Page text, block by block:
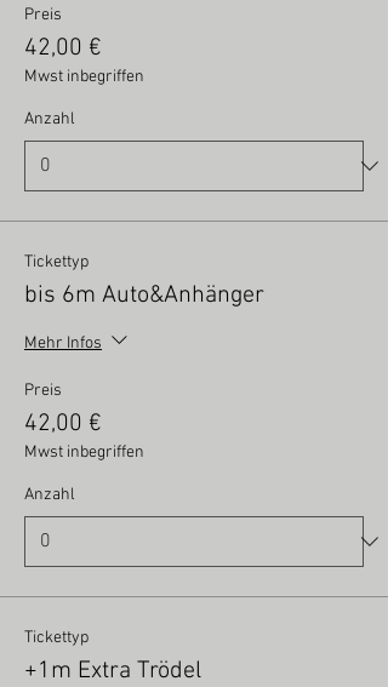
Preis
42,00 €
Mwst inbegriffen
Anzahl
Tickettyp
bis 6m Auto&Anhänger
Mehr Infos
Preis
42,00 €
Mwst inbegriffen
Anzahl
Tickettyp
+1m Extra Trödel